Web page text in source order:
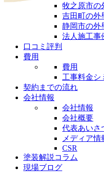
牧之原市の
吉田町の外
静岡市の外
法人施工事
口コミ評判
費用
費用
工事料金シ
契約までの流れ
会社情報
会社情報
会社概要
代表あいさ
メディア
CSR
塗装解説コラム
現場ブログ